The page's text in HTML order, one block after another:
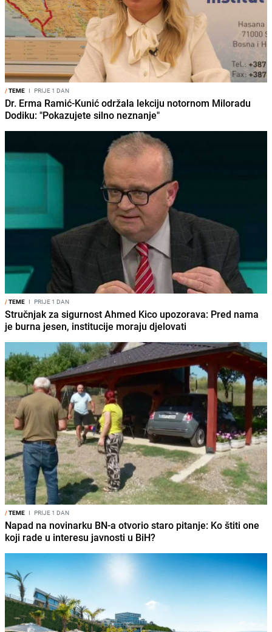
/TEME I PRIJE 1 DAN
Dr. Erma Ramić-Kunić održala lekciju notornom Miloradu
Dodiku: "Pokazujete silno neznanje"
/TEME I PRIJE 1 DAN
Stručnjak za sigurnost Ahmed Kico upozorava: Pred nama
je burna jesen, institucije moraju djelovati
/TEME I PRIJE 1 DAN
Napad na novinarku BN-a otvorio staro pitanje: Ko štiti one
koji rade u interesu javnosti u BiH?